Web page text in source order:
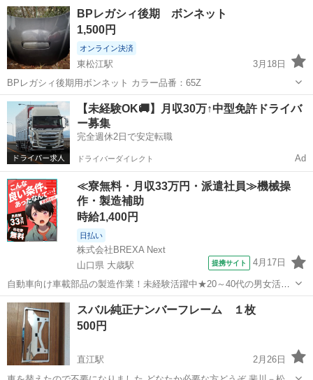
島根 松江市 揖屋駅 外装、車外用品 三段シート
BPレガシィ後期 ボンネット
1,500円
オンライン決済
東松江駅
3月18日
BPレガシィ後期用ボンネット カラー品番：65Z
島根 松江市 東松江駅 外装、車外用品 ボンネット
【未経験OK🚚】月収30万↑中型免許ドライバ
ー募集
完全週休2日で安定転職
ドライバーダイレクト Ad
≪寮無料・月収33万円・派遣社員≫機械操
作・製造補助
時給1,400円
日払い
株式会社BREXA Next
山口県 大歳駅
提携サイト 4月17日
自動車向け車載部品の製造作業！未経験活躍中★20～40代の男女活躍
中！友達同士での応募OK！備品付きワンルーム寮費無料！赴任旅費会
社負担！生活支援物資事前対応可◎格安食堂利用可！年間休日135日
♪《山口県山口市》 人気の工...
山口 山口市 大歳駅 その他
スバル純正ナンバーフレーム １枚
500円
直江駅
2月26日